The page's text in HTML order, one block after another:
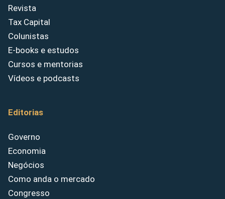
Revista
Tax Capital
Colunistas
E-books e estudos
Cursos e mentorias
Vídeos e podcasts
Editorias
Governo
Economia
Negócios
Como anda o mercado
Congresso